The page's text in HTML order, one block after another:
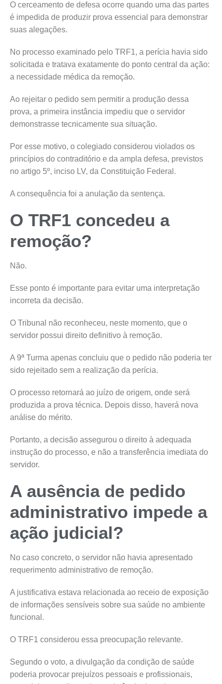
O cerceamento de defesa ocorre quando uma das partes
é impedida de produzir prova essencial para demonstrar
suas alegações.
No processo examinado pelo TRF1, a perícia havia sido
solicitada e tratava exatamente do ponto central da ação:
a necessidade médica da remoção.
Ao rejeitar o pedido sem permitir a produção dessa
prova, a primeira instância impediu que o servidor
demonstrasse tecnicamente sua situação.
Por esse motivo, o colegiado considerou violados os
princípios do contraditório e da ampla defesa, previstos
no artigo 5º, inciso LV, da Constituição Federal.
A consequência foi a anulação da sentença.
O TRF1 concedeu a
remoção?
Não.
Esse ponto é importante para evitar uma interpretação
incorreta da decisão.
O Tribunal não reconheceu, neste momento, que o
servidor possui direito definitivo à remoção.
A 9ª Turma apenas concluiu que o pedido não poderia ter
sido rejeitado sem a realização da perícia.
O processo retornará ao juízo de origem, onde será
produzida a prova técnica. Depois disso, haverá nova
análise do mérito.
Portanto, a decisão assegurou o direito à adequada
instrução do processo, e não a transferência imediata do
servidor.
A ausência de pedido
administrativo impede a
ação judicial?
No caso concreto, o servidor não havia apresentado
requerimento administrativo de remoção.
A justificativa estava relacionada ao receio de exposição
de informações sensíveis sobre sua saúde no ambiente
funcional.
O TRF1 considerou essa preocupação relevante.
Segundo o voto, a divulgação da condição de saúde
poderia provocar prejuízos pessoais e profissionais,